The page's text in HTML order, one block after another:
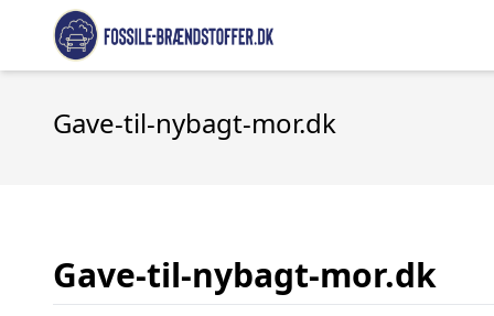
Gave-til-nybagt-mor.dk
Gave-til-nybagt-mor.dk